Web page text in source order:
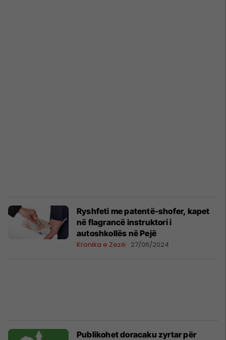
Ryshfeti me patentë-shofer, kapet
në flagrancë instruktori i
autoshkollës në Pejë
Kronika e Zezë 27/06/2024
Publikohet doracaku zyrtar për